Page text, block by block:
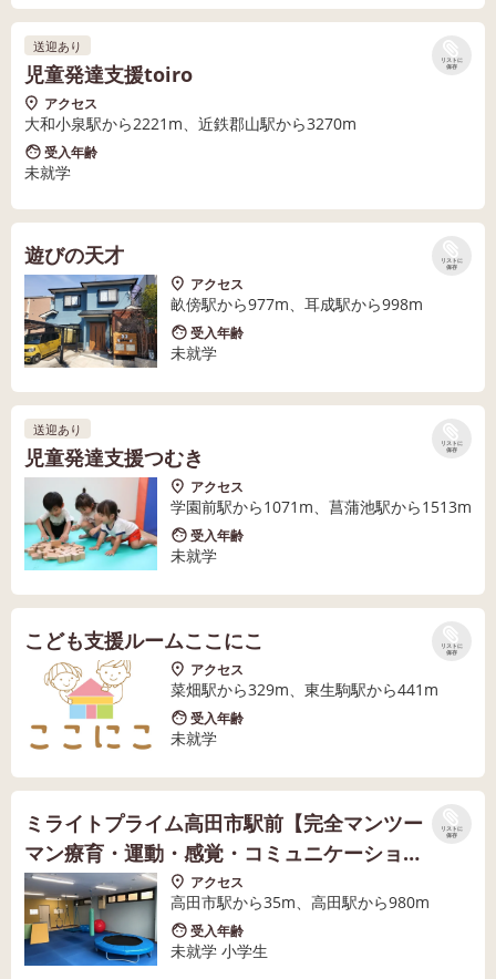
リストに
保存
送迎あり
児童発達支援toiro
アクセス
大和小泉駅から2221m、近鉄郡山駅から3270m
受入年齢
未就学
リストに
保存
遊びの天才
アクセス
畝傍駅から977m、耳成駅から998m
受入年齢
未就学
リストに
保存
送迎あり
児童発達支援つむき
アクセス
学園前駅から1071m、菖蒲池駅から1513m
受入年齢
未就学
リストに
保存
こども支援ルームここにこ
アクセス
菜畑駅から329m、東生駒駅から441m
受入年齢
未就学
リストに
保存
ミライトプライム高田市駅前【完全マンツー
マン療育・運動・感覚・コミュニケーショ
ン】
アクセス
高田市駅から35m、高田駅から980m
受入年齢
未就学 小学生